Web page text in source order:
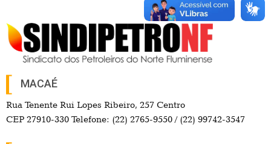
MACAÉ
Rua Tenente Rui Lopes Ribeiro, 257 Centro
CEP 27910-330 Telefone: (22) 2765-9550 / (22) 99742-3547